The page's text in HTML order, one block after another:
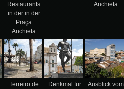
Restaurants
in der in der
Praça
Anchieta
Anchieta
Terreiro de
Denkmal für
Ausblick vom